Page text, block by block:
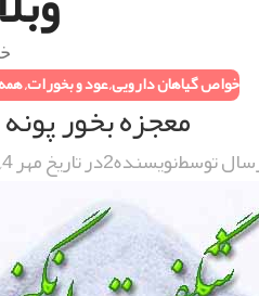
خواص گیاهان دارویی,عود و بخورات,
معجزه بخور پونه
توسطنویسنده2 در تاریخ مهر 4, 1402